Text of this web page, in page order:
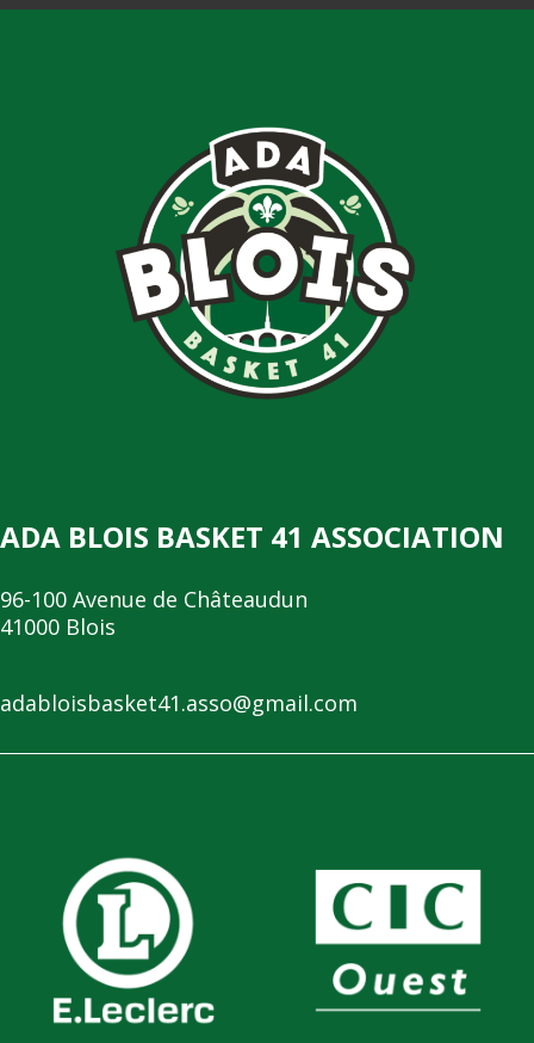
ADA BLOIS BASKET 41 ASSOCIATION
96-100 Avenue de Châteaudun
41000 Blois
adabloisbasket41.asso@gmail.com